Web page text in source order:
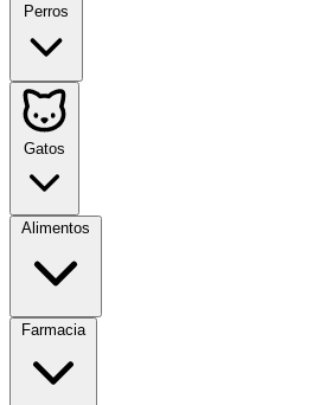
Perros
Gatos
Alimentos
Farmacia